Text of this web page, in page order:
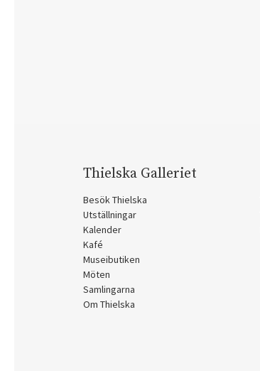
Thielska Galleriet
Besök Thielska
Utställningar
Kalender
Kafé
Museibutiken
Möten
Samlingarna
Om Thielska